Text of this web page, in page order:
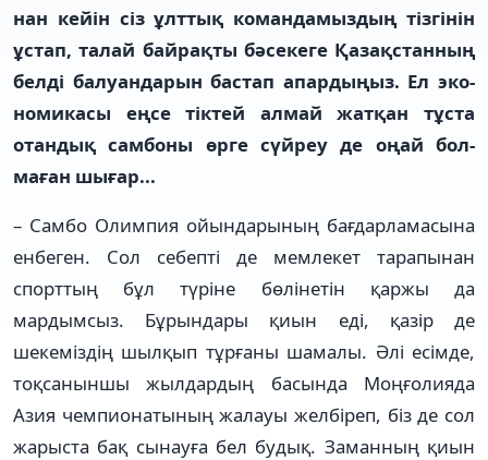
нан кейін сіз ұлттық ко­ман­­­­дамыздың тізгінін
ұстап, та­лай байрақты бәсекеге Қа­зақ­­станның
белді балуандарын бас­тап апардыңыз. Ел эко­
но­микасы еңсе тіктей алмай жат­қан тұста
отандық самбоны өрге сүйреу де оңай бол­
маған шығар...
– Самбо Олимпия ойында­­­рының бағдарламасына
енбеген. Сол себепті де мемлекет та­­­­ра­пынан
спорттың бұл түріне бөлінетін қаржы да
мардымсыз. Бұрындары қиын еді, қазір де
шекеміздің шылқып тұрғаны шамалы. Әлі есімде,
тоқсаныншы жылдардың басында Моңғолияда
Азия чемпионатының жалауы желбіреп, біз де сол
жарыста бақ сынауға бел будық. Заманның қиын